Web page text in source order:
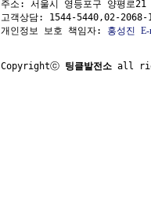
주소: 서울시 영등포구 양평
고객상담: 1544-5440,02-
개인정보 보호 책임자: 홍성진
Copyrightⓒ 팅클발전소 all